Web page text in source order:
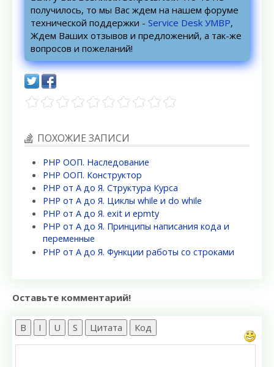
получилось, то мы Вас ждем на нашем форуме
технической поддержки - Service Desk УМВР,
Ждем Ваших отзывов и предложений, а так-же
вопросов и пожеланий!
ПОХОЖИЕ ЗАПИСИ
PHP ООП. Наследование
PHP ООП. Конструктор
PHP от А до Я. Структура Курса
PHP от А до Я. Циклы while и do while
PHP от А до Я. exit и epmty
PHP от А до Я. Принципы написания кода и
переменные
PHP от А до Я. Функции работы со строками
Оставьте комментарий!
B I U S Цитата Код